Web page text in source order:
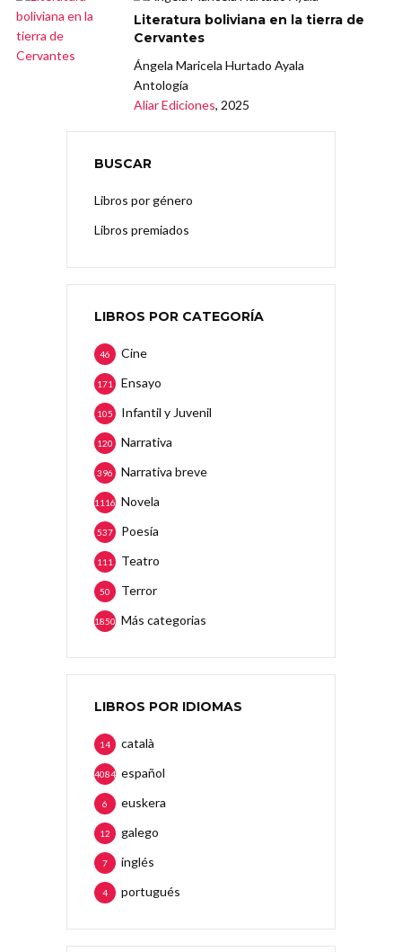
Literatura boliviana en la tierra de
Cervantes
Ángela Maricela Hurtado Ayala
Antología
Aliar Ediciones, 2025
BUSCAR
Libros por género
Libros premiados
LIBROS POR CATEGORÍA
Cine
46
Ensayo
171
Infantil y Juvenil
105
Narrativa
120
Narrativa breve
396
Novela
1116
Poesía
537
Teatro
111
Terror
50
Más categorias
1850
LIBROS POR IDIOMAS
català
14
español
4084
euskera
6
galego
12
inglés
7
portugués
4